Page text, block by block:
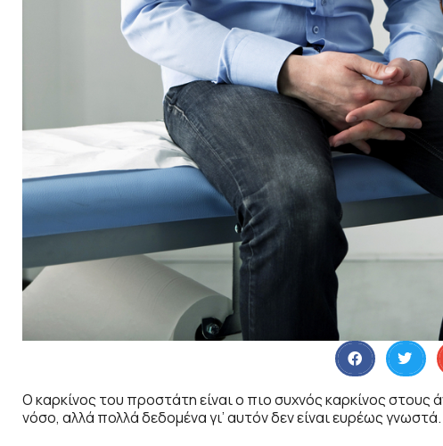
Ο καρκίνος του προστάτη είναι ο πιο συχνός καρκίνος
νόσο, αλλά πολλά δεδομένα γι’ αυτόν δεν είναι ευρέως γνωστά.